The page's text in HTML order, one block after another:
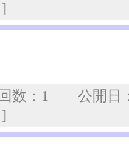
]
回数：1 公開
]